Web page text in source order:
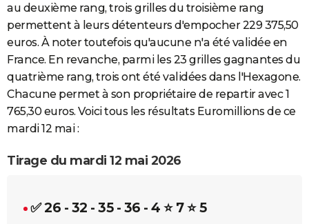
CARTE DE VOEUX
Carte de Noël
Carte Bonne année
Carte Saint-Valentin
Carte Pâques
Carte d'anniversaire
DICTIONNAIRE
Dictionnaire
Biographies
Citations
Expressions
Proverbes
PROGRAMME TV
COPAINS D'AVANT
S'inscrire
Se connecter
Lycées
Collèges
Primaires
Universités
Entreprises
Service militaire
Avis de recherche
AVIS DE DÉCÈS
au deuxième rang, trois grilles du troisième rang
permettent à leurs détenteurs d'empocher 229 375,50
euros. À noter toutefois qu'aucune n'a été validée en
France. En revanche, parmi les 23 grilles gagnantes du
quatrième rang, trois ont été validées dans l'Hexagone.
Chacune permet à son propriétaire de repartir avec 1
765,30 euros. Voici tous les résultats Euromillions de ce
mardi 12 mai :
Tirage du mardi 12 mai 2026
✅ 26 - 32 - 35 - 36 - 4⭐ 7⭐ 5